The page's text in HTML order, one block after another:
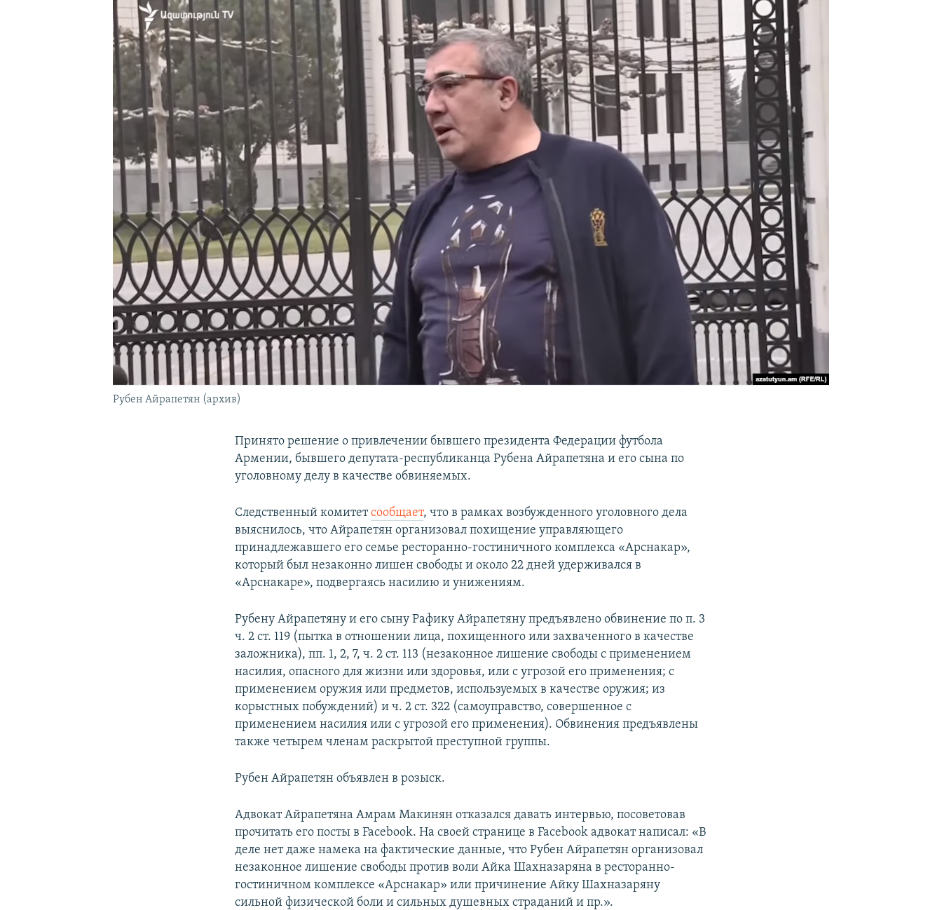
Рубен Айрапетян (архив)
Принято решение о привлечении бывшего президента Федерации футбола
Армении, бывшего депутата-республиканца Рубена Айрапетяна и его сына по
уголовному делу в качестве обвиняемых.
Следственный комитетсообщает, что в рамках возбужденного уголовного дела
выяснилось, что Айрапетян организовал похищение управляющего
принадлежавшего его семье ресторанно-гостиничного комплекса «Арснакар»,
который был незаконно лишен свободы и около 22 дней удерживался в
«Арснакаре», подвергаясь насилию и унижениям.
Рубену Айрапетяну и его сыну Рафику Айрапетяну предъявлено обвинение по п. 3
ч. 2 ст. 119 (пытка в отношении лица, похищенного или захваченного в качестве
заложника), пп. 1, 2, 7, ч. 2 ст. 113 (незаконное лишение свободы с применением
насилия, опасного для жизни или здоровья, или с угрозой его применения; с
применением оружия или предметов, используемых в качестве оружия; из
корыстных побуждений) и ч. 2 ст. 322 (самоуправство, совершенное с
применением насилия или с угрозой его применения). Обвинения предъявлены
также четырем членам раскрытой преступной группы.
Рубен Айрапетян объявлен в розыск.
Адвокат Айрапетяна Амрам Макинян отказался давать интервью, посоветовав
прочитать его посты в Facebook. На своей странице в Facebook адвокат написал: «В
деле нет даже намека на фактические данные, что Рубен Айрапетян организовал
незаконное лишение свободы против воли Айка Шахназаряна в ресторанно-
гостиничном комплексе «Арснакар» или причинение Айку Шахназаряну
сильной физической боли и сильных душевных страданий и пр.».